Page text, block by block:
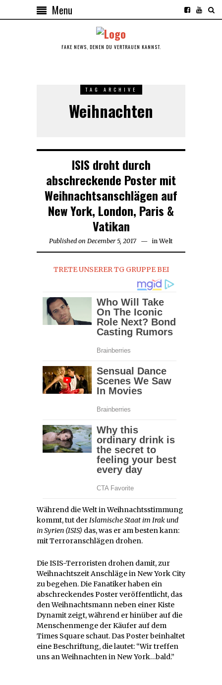
Menu
FAKE NEWS, DENEN DU VERTRAUEN KANNST.
TAG ARCHIVE
Weihnachten
ISIS droht durch
abschreckende Poster mit
Weihnachtsanschlägen auf
New York, London, Paris &
Vatikan
Published on December 5, 2017 in Welt
TRETE UNSERER TG GRUPPE BEI
Während die Welt in Weihnachtsstimmung
kommt, tut derIslamische Staat im Irak und
in Syrien (ISIS) das, was er am besten kann:
mit Terroranschlägen drohen.
Die ISIS-Terroristen drohen damit, zur
Weihnachtszeit Anschläge in New York City
zu begehen. Die Fanatiker haben ein
abschreckendes Poster veröffentlicht, das
den Weihnachtsmann neben einer Kiste
Dynamit zeigt, während er hinüber auf die
Menschenmenge der Käufer auf dem
Times Square schaut. Das Poster beinhaltet
eine Beschriftung, die lautet: “Wir treffen
uns an Weihnachten in New York…bald.”